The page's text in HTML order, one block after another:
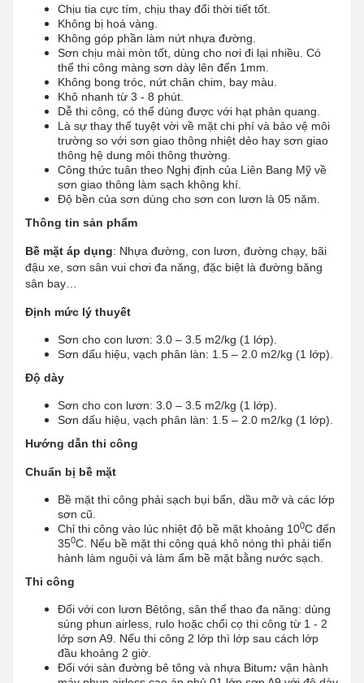
Chịu tia cực tím, chịu thay đổi thời tiết tốt.
Không bị hoá vàng.
Không góp phần làm nứt nhựa đường.
Sơn chịu mài mòn tốt, dùng cho nơi đi lại nhiều. Có
thể thi công màng sơn dày lên đến 1mm.
Không bong tróc, nứt chân chim, bay màu.
Khô nhanh từ 3 - 8 phút.
Dễ thi công, có thể dùng được với hạt phản quang.
Là sự thay thế tuyệt vời về mặt chi phí và bảo vệ môi
trường so với sơn giao thông nhiệt dẻo hay sơn giao
thông hệ dung môi thông thường.
Công thức tuân theo Nghị định của Liên Bang Mỹ về
sơn giao thông làm sạch không khí.
Độ bền của sơn dùng cho sơn con lươn là 05 năm.
Thông tin sản phẩm
Bề mặt áp dụng: Nhựa đường, con lươn, đường chạy, bãi
đậu xe, sơn sân vui chơi đa năng, đặc biệt là đường băng
sân bay…
Định mức lý thuyết
Sơn cho con lươn: 3.0 – 3.5 m2/kg (1 lớp).
Sơn dấu hiệu, vạch phân làn: 1.5 – 2.0 m2/kg (1 lớp).
Độ dày
Sơn cho con lươn: 3.0 – 3.5 m2/kg (1 lớp).
Sơn dấu hiệu, vạch phân làn: 1.5 – 2.0 m2/kg (1 lớp).
Hướng dẫn thi công
Chuẩn bị bề mặt
Bề mặt thi công phải sạch bụi bẩn, dầu mỡ và các lớp
sơn cũ.
Chỉ thi công vào lúc nhiệt độ bề mặt khoảng 100C đến
350C. Nếu bề mặt thi công quá khô nóng thì phải tiến
hành làm nguội và làm ẩm bề mặt bằng nước sạch.
Thi công
Đối với con lươn Bêtông, sân thể thao đa năng: dùng
súng phun airless, rulo hoặc chổi cọ thi công từ 1 - 2
lớp sơn A9. Nếu thi công 2 lớp thì lớp sau cách lớp
đầu khoảng 2 giờ.
Đối với sàn đường bê tông và nhựa Bitum: vận hành